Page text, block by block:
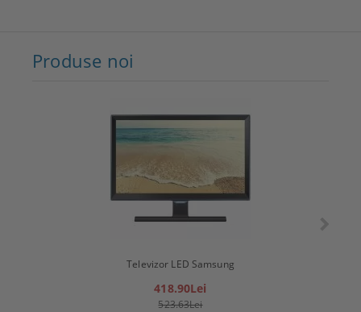
Produse noi
Televizor LED Samsung
418.90Lei
523.63Lei